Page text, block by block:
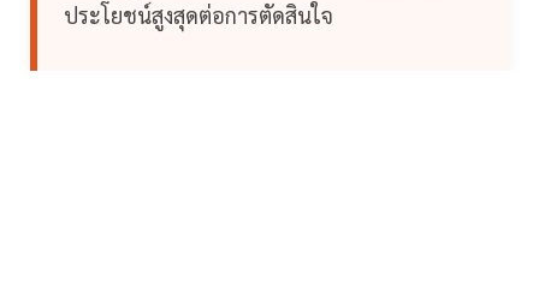
ประโยชน์สูงสุดต่อการตัดสินใจ